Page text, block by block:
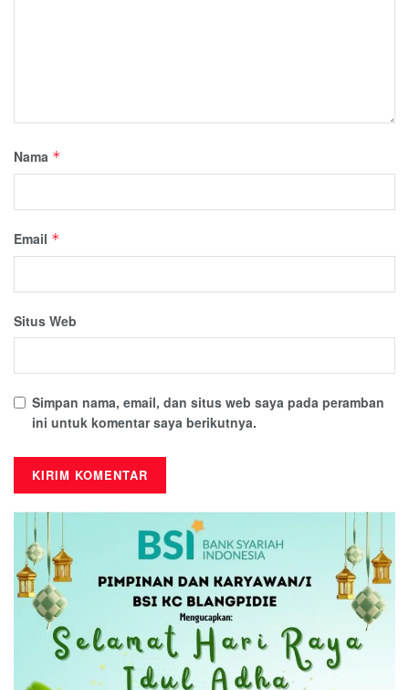
Nama *
Email *
Situs Web
Simpan nama, email, dan situs web saya pada peramban
ini untuk komentar saya berikutnya.